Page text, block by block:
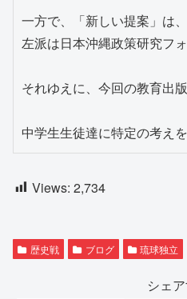
一方で、「新しい提案」は
左派は日本沖縄政策研究フ
それゆえに、今回の教育出
中学生生徒達に特定の考え
Views: 2,734
歴史戦 ブログ 琉球独立
シェ